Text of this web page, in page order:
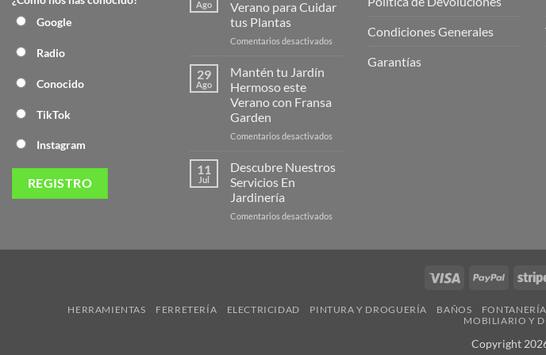
Google
Radio
Conocido
TikTok
Instagram
Página
Ago
Verano para Cuidar
tus Plantas
Comentarios desactivados
29
Ago
Mantén tu Jardín
Hermoso este
Verano con Fransa
Garden
Comentarios desactivados
Jardín
11
Jul
Descubre Nuestros
Servicios En
Jardinería
Comentarios desactivados
Condiciones Generales
Garantías
Visa PayPal
HERRAMIENTAS FERRETERÍA ELECTRICIDAD PINTURA Y DROGUERÍA BAÑOS FONTANERÍA
MOBILIARIO Y
Copyright